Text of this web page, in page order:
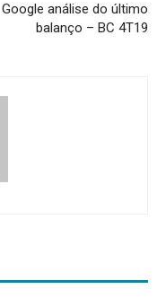
Google análise do último
balanço – BC 4T19